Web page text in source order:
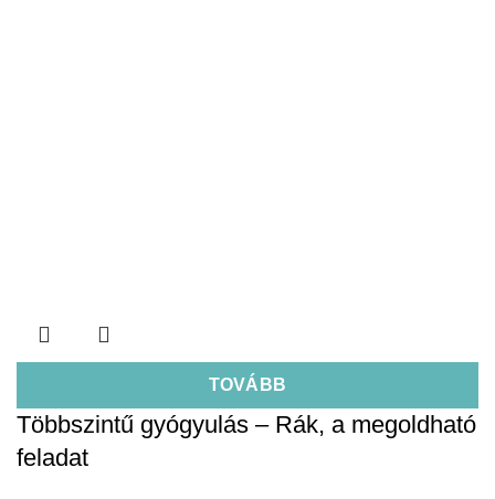
TOVÁBB
Többszintű gyógyulás – Rák, a megoldható
feladat